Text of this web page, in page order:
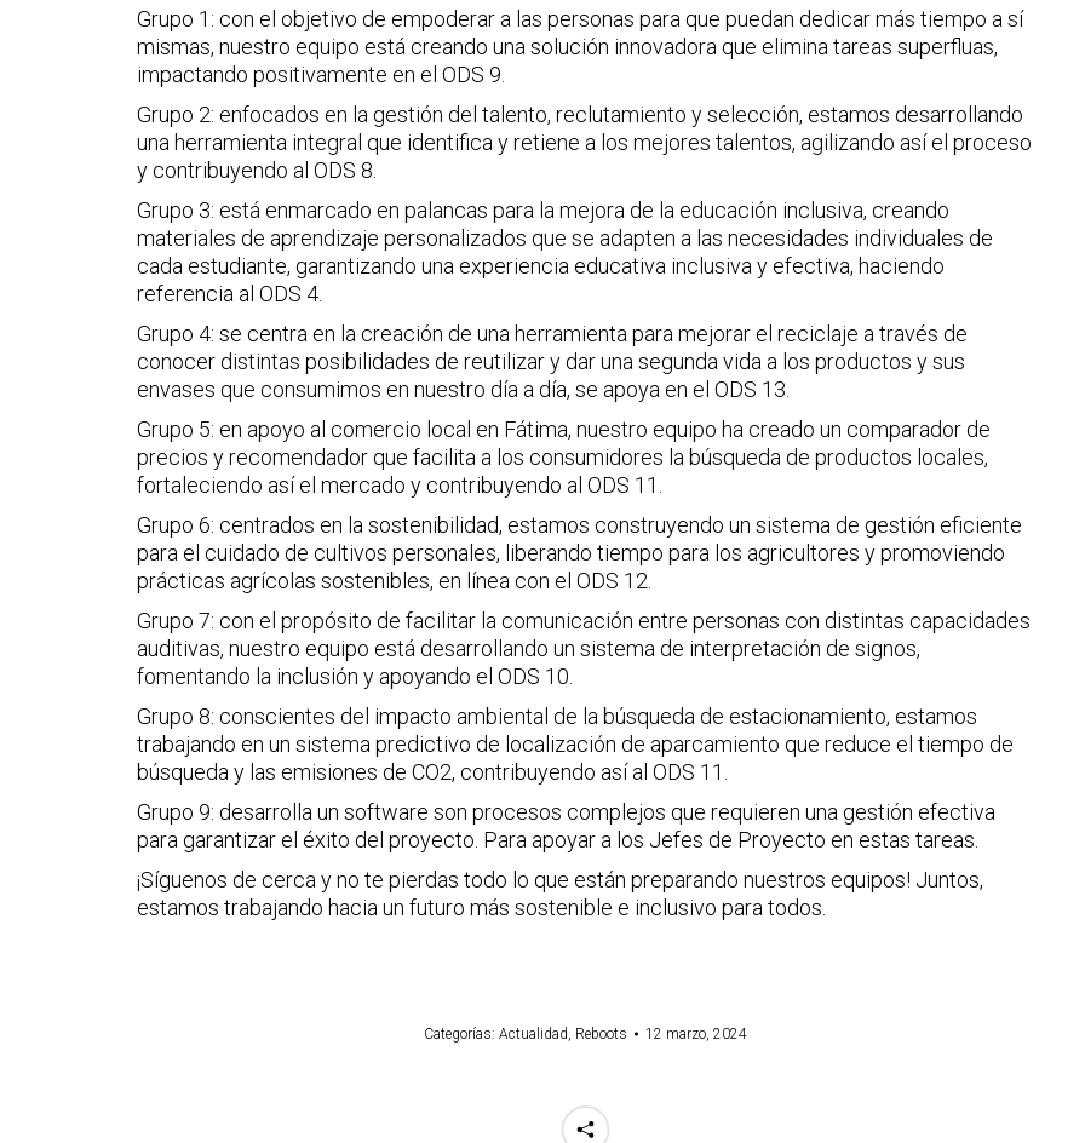
Grupo 1: con el objetivo de empoderar a las personas para que puedan dedicar más tiempo a sí
mismas, nuestro equipo está creando una solución innovadora que elimina tareas superfluas,
impactando positivamente en el ODS 9.
Grupo 2: enfocados en la gestión del talento, reclutamiento y selección, estamos desarrollando
una herramienta integral que identifica y retiene a los mejores talentos, agilizando así el proceso
y contribuyendo al ODS 8.
Grupo 3: está enmarcado en palancas para la mejora de la educación inclusiva, creando
materiales de aprendizaje personalizados que se adapten a las necesidades individuales de
cada estudiante, garantizando una experiencia educativa inclusiva y efectiva, haciendo
referencia al ODS 4.
Grupo 4: se centra en la creación de una herramienta para mejorar el reciclaje a través de
conocer distintas posibilidades de reutilizar y dar una segunda vida a los productos y sus
envases que consumimos en nuestro día a día, se apoya en el ODS 13.
Grupo 5: en apoyo al comercio local en Fátima, nuestro equipo ha creado un comparador de
precios y recomendador que facilita a los consumidores la búsqueda de productos locales,
fortaleciendo así el mercado y contribuyendo al ODS 11.
Grupo 6: centrados en la sostenibilidad, estamos construyendo un sistema de gestión eficiente
para el cuidado de cultivos personales, liberando tiempo para los agricultores y promoviendo
prácticas agrícolas sostenibles, en línea con el ODS 12.
Grupo 7: con el propósito de facilitar la comunicación entre personas con distintas capacidades
auditivas, nuestro equipo está desarrollando un sistema de interpretación de signos,
fomentando la inclusión y apoyando el ODS 10.
Grupo 8: conscientes del impacto ambiental de la búsqueda de estacionamiento, estamos
trabajando en un sistema predictivo de localización de aparcamiento que reduce el tiempo de
búsqueda y las emisiones de CO2, contribuyendo así al ODS 11.
Grupo 9: desarrolla un software son procesos complejos que requieren una gestión efectiva
para garantizar el éxito del proyecto. Para apoyar a los Jefes de Proyecto en estas tareas.
¡Síguenos de cerca y no te pierdas todo lo que están preparando nuestros equipos! Juntos,
estamos trabajando hacia un futuro más sostenible e inclusivo para todos.
Categorías: Actualidad Reboots 12 marzo, 2024